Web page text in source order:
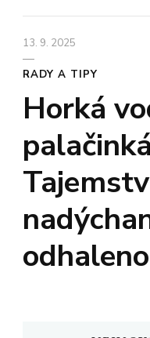
13. 9. 2025
RADY A TIPY
Horká